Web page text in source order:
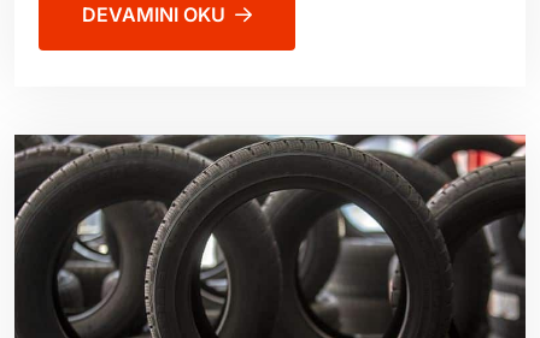
DEVAMINI OKU